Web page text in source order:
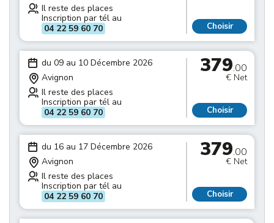
Il reste des places
Inscription par tél au
04 22 59 60 70
Choisir
du 09 au 10 Décembre 2026
Avignon
Il reste des places
Inscription par tél au
04 22 59 60 70
379.00
€ Net
Choisir
du 16 au 17 Décembre 2026
Avignon
Il reste des places
Inscription par tél au
04 22 59 60 70
379.00
€ Net
Choisir